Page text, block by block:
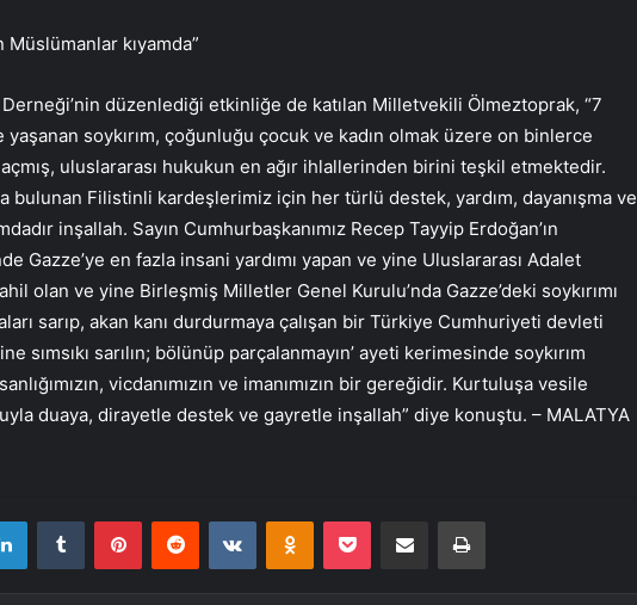
kıyamda”
düzenlediği etkinliğe de katılan Milletvekili Ölmeztoprak, “7
yaşanan soykırım, çoğunluğu çocuk ve kadın olmak üzere on binlerce
uluslararası hukukun en ağır ihlallerinden birini teşkil etmektedir.
bulunan Filistinli kardeşlerimiz için her türlü destek, yardım, dayanışma ve
inşallah. Sayın Cumhurbaşkanımız Recep Tayyip Erdoğan’ın
Gazze’ye en fazla insani yardımı yapan ve yine Uluslararası Adalet
olan ve yine Birleşmiş Milletler Genel Kurulu’nda Gazze’deki soykırımı
sarıp, akan kanı durdurmaya çalışan bir Türkiye Cumhuriyeti devleti
sımsıkı sarılın; bölünüp parçalanmayın’ ayeti kerimesinde soykırım
vicdanımızın ve imanımızın bir gereğidir. Kurtuluşa vesile
duaya, dirayetle destek ve gayretle inşallah” diye konuştu. – MALATYA
LinkedInTumblr PinterestReddit VKontakteOdnoklassniki
Pocket E-Posta ile paylaş Yazdır